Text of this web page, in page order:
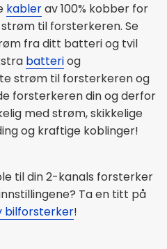
kablerav 100% kobber for
til forsterkeren. Se
fra ditt batteri og tvil
batteriog
strøm til forsterkeren og
forsterkeren din og derfor
med strøm, skikkelige
og kraftige koblinger!
til din 2-kanals forsterker
Ta en titt på
bilforsterker!